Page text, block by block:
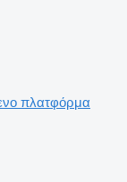
πλατφόρμα